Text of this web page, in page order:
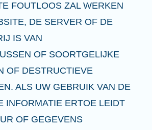
FOUTLOOS ZAL WERKEN
DE SERVER OF DE
IS VAN
OF SOORTGELIJKE
OF DESTRUCTIEVE
ALS UW GEBRUIK VAN DE
INFORMATIE ERTOE LEIDT
OF GEGEVENS